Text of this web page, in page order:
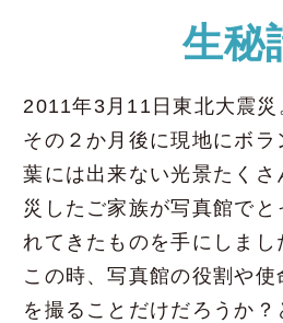
生秘
2011年3月11日東北大震災
その２か月後に現地にボ
葉には出来ない光景たくさ
災したご家族が写真館でと
れてきたものを手にしまし
この時、写真館の役割や
を撮ることだけだろうか？